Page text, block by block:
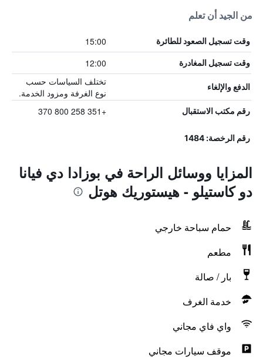
من الجيد أن تعلم
وقت تسجيل الصعود للطائرة 15:00
وقت تسجيل المغادرة 12:00
الدفع والإلغاء
تختلف السياسات حسب
نوع الغرفة ومزود الخدمة.
رقم مكتب الاستقبال +351 258 800 370
رقم الرخصة: 1484
المزايا ووسائل الراحة في بوزادا دي فيانا
دو كاستيلو - هيستوريك هوتل
حمام سباحة خارجي
مطعم
بار / صالة
خدمة الغرف
واي فاي مجاني
موقف سيارات مجاني